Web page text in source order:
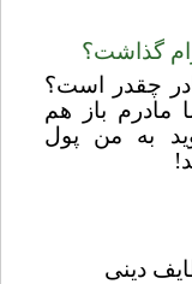
گذاشت؟
چقدر است؟
مادرم باز هم
به من پول
دینی